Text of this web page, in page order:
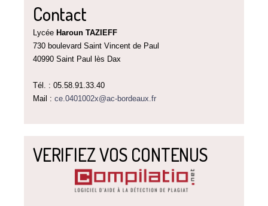
Contact
Lycée Haroun TAZIEFF
730 boulevard Saint Vincent de Paul
40990 Saint Paul lès Dax
Tél. : 05.58.91.33.40
Mail : ce.0401002x@ac-bordeaux.fr
VERIFIEZ VOS CONTENUS